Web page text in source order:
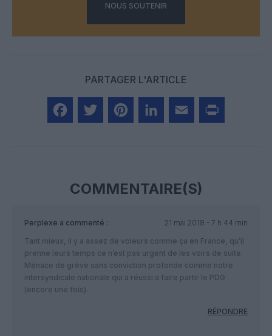
NOUS SOUTENIR
PARTAGER L'ARTICLE
COMMENTAIRE(S)
Perplexe a commenté :
21 mai 2018 - 7 h 44 min
Tant mieux, il y a assez de voleurs comme ça en France, qu’il
prenne leurs temps ce n’est pas urgent de les voirs de suite.
Ménace de grève sans conviction profonde comme notre
intersyndicale nationale qui a réussi a faire partir le PDG
(encore une fois).
RÉPONDRE